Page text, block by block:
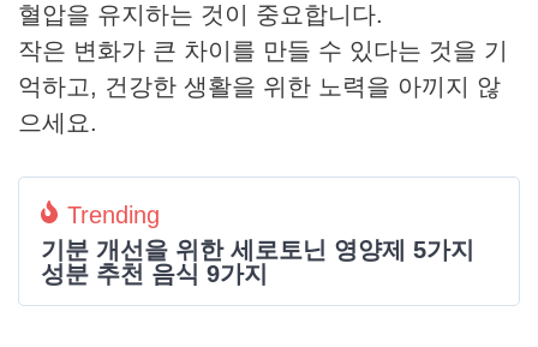
혈압을 유지하는 것이 중요합니다.
작은 변화가 큰 차이를 만들 수 있다는 것을 기
억하고, 건강한 생활을 위한 노력을 아끼지 않
으세요.
Trending
기분 개선을 위한 세로토닌 영양제 5가지
성분 추천 음식 9가지